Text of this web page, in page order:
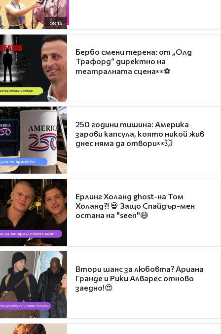
08:16
Бербо смени терена: от „Олд
Трафорд“ директно на
театралната сцена👀⚽
250 години тишина: Америка
зарови капсула, която никой жив
днес няма да отвори👀💥
Ерлинг Холанд ghost-на Том
Холанд?! 💀 Защо Спайдър-мен
остана на "seen"😅
Втори шанс за любовта? Ариана
Гранде и Рики Алварес отново
заедно!😍